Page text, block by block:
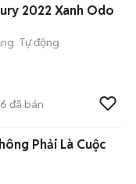
2022 Xanh Odo
Tự động
6 đã bán
Phải Là Cuộc